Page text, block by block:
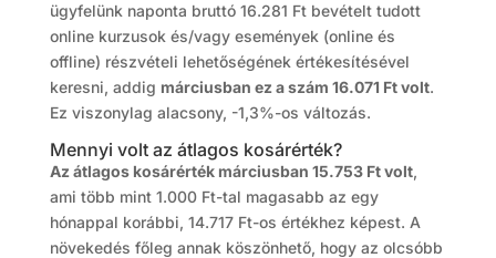
ügyfelünk naponta bruttó 16.281 Ft bevételt tudott
online kurzusok és/vagy események (online és
offline) részvételi lehetőségének értékesítésével
keresni, addig márciusban ez a szám 16.071 Ft volt.
Ez viszonylag alacsony, -1,3%-os változás.
Mennyi volt az átlagos kosárérték?
Az átlagos kosárérték márciusban 15.753 Ft volt,
ami több mint 1.000 Ft-tal magasabb az egy
hónappal korábbi, 14.717 Ft-os értékhez képest. A
növekedés főleg annak köszönhető, hogy az olcsóbb